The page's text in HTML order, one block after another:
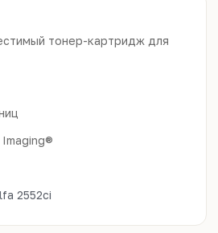
тонер-картридж для
2552ci